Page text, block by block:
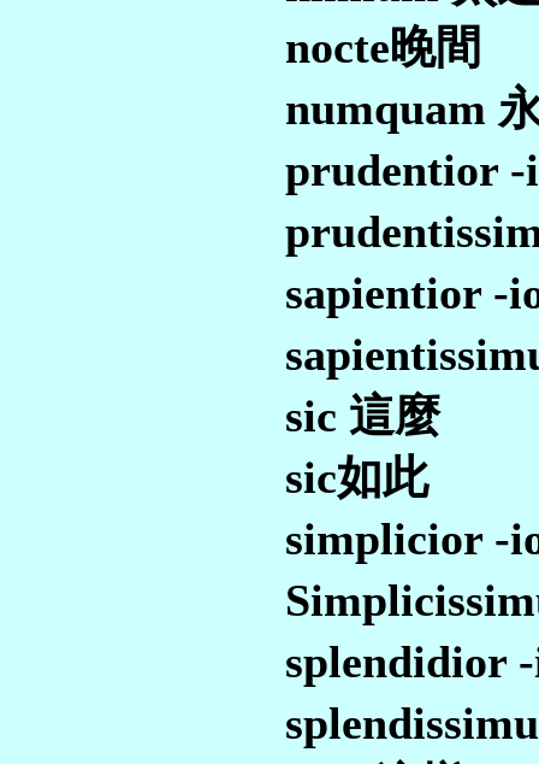
nocte晚間
numquam
prudentior -
sapientior -
sic 這麼
sic如此
simplicior -
splendidior